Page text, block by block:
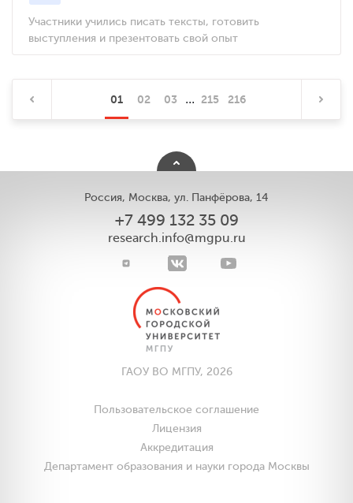
Участники учились писать тексты, готовить
выступления и презентовать свой опыт
01 02 03 ... 215 216
Россия, Москва, ул. Панфёрова, 14
+7 499 132 35 09
research.info@mgpu.ru
ГАОУ ВО МГПУ, 2026
Пользовательское соглашение
Лицензия
Аккредитация
Департамент образования и науки города Москвы